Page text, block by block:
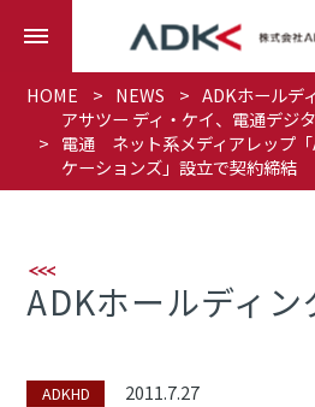
HOME NEWS
ADKホールデ
アサツー ディ・ケイ、電通デジ
電通 ネット系メディアレップ
ケーションズ」設立で契約締結
ADKホールディン
ADKHD 2011.7.27